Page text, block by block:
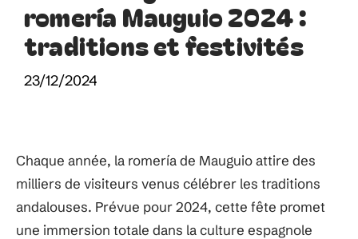
romería Mauguio 2024 :
traditions et festivités
23/12/2024
Chaque année, la romería de Mauguio attire des
milliers de visiteurs venus célébrer les traditions
andalouses. Prévue pour 2024, cette fête promet
une immersion totale dans la culture espagnole